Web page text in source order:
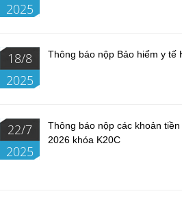
2025
18/8
2025
Thông báo nộp Bảo hiểm y tế
22/7
2025
Thông báo nộp các khoản
2026 khóa K20C